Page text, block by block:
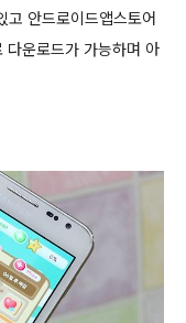
안드로이드앱스토어
다운로드가 가능하며 아